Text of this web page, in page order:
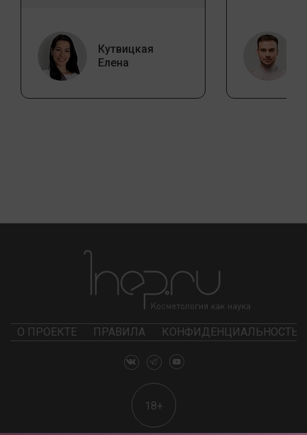
Кутвицкая
Елена
О ПРОЕКТЕ ПРАВИЛА КОНФИДЕНЦИАЛЬНОСТЬ
18+